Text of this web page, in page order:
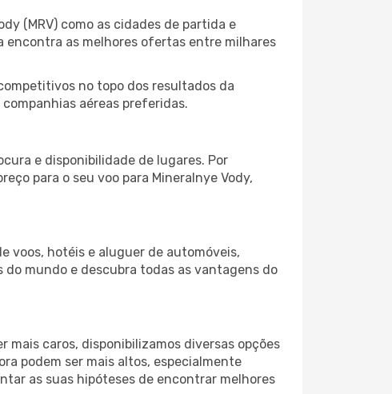
(MRV) como as cidades de partida e
encontra as melhores ofertas entre milhares
no topo dos resultados da
aéreas preferidas.
e disponibilidade de lugares. Por
para o seu voo para Mineralnye Vody,
voos, hotéis e aluguer de automóveis,
mundo e descubra todas as vantagens do
mais caros, disponibilizamos diversas opções
podem ser mais altos, especialmente
as suas hipóteses de encontrar melhores